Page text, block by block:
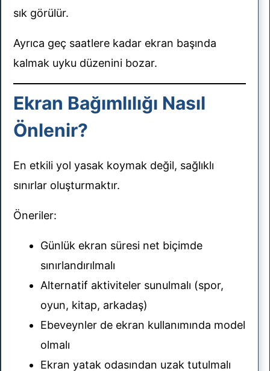
sık görülür.
Ayrıca geç saatlere kadar ekran başında
kalmak uyku düzenini bozar.
Ekran Bağımlılığı Nasıl
Önlenir?
En etkili yol yasak koymak değil, sağlıklı
sınırlar oluşturmaktır.
Öneriler:
Günlük ekran süresi net biçimde
sınırlandırılmalı
Alternatif aktiviteler sunulmalı (spor,
oyun, kitap, arkadaş)
Ebeveynler de ekran kullanımında model
olmalı
Ekran yatak odasından uzak tutulmalı